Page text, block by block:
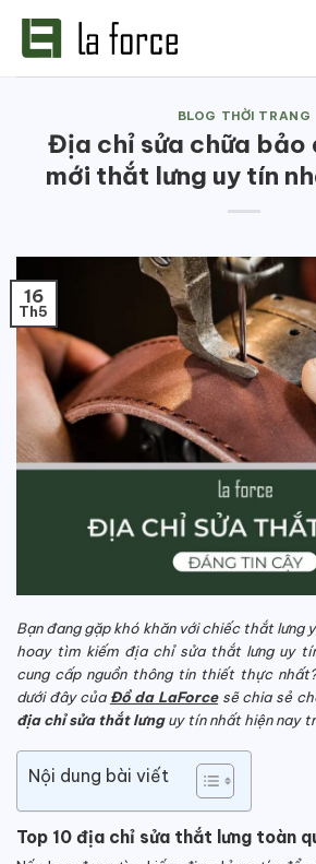
BLOG THỜI TRANG
Địa chỉ sửa chữa bảo
mới thắt lưng uy tín
16
Th5
Bạn đang gặp khó khăn với chiếc thắt lưng
hoay tìm kiếm địa chỉ sửa thắt lưng uy
cung cấp nguồn thông tin thiết thực
dưới đây của Đồ da LaForce sẽ chia sẻ
địa chỉ sửa thắt lưnguy tín nhất hiện nay
Nội dung bài viết
Top 10 địa chỉ sửa thắt lưng toàn